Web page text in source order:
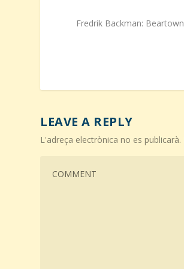
Fredrik Backman: Beartown
LEAVE A REPLY
L'adreça electrònica no es publicarà.